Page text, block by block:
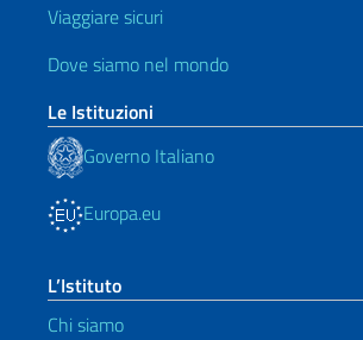
Viaggiare sicuri
Dove siamo nel mondo
Le Istituzioni
Governo Italiano
Europa.eu
L’Istituto
Chi siamo